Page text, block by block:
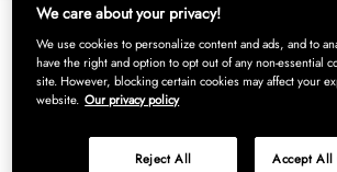
We care about your privacy!
We use cookies to personalize content and ads, and to
have the right and option to opt out of any non-essential
site. However, blocking certain cookies may affect your
website. Our privacy policy
Reject All Accept All